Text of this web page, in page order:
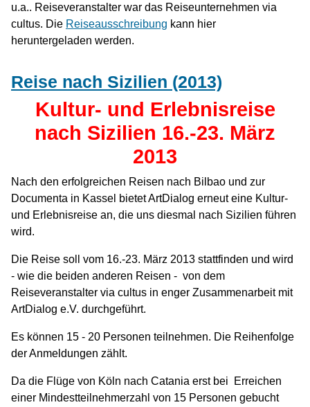
u.a.. Reiseveranstalter war das Reiseunternehmen via
cultus. Die Reiseausschreibung kann hier
heruntergeladen werden.
Reise nach Sizilien (2013)
Kultur- und Erlebnisreise
nach Sizilien 16.-23. März
2013
Nach den erfolgreichen Reisen nach Bilbao und zur
Documenta in Kassel bietet ArtDialog erneut eine Kultur-
und Erlebnisreise an, die uns diesmal nach Sizilien führen
wird.
Die Reise soll vom 16.-23. März 2013 stattfinden und wird
- wie die beiden anderen Reisen - von dem
Reiseveranstalter via cultus in enger Zusammenarbeit mit
ArtDialog e.V. durchgeführt.
Es können 15 - 20 Personen teilnehmen. Die Reihenfolge
der Anmeldungen zählt.
Da die Flüge von Köln nach Catania erst bei Erreichen
einer Mindestteilnehmerzahl von 15 Personen gebucht